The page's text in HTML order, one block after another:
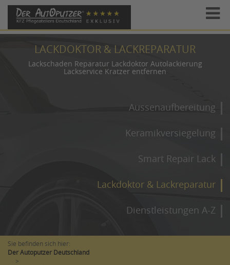
LACKDOKTOR & LACKREPARATUR
Lackschaden Reparatur Lackdoktor Autolackierung
Lackservice Kratzer entfernen
Aussenaufbereitung
Keramikversiegelung
Smart Repair Lack
Lackdoktor & Lackreparatur
Dienstleistungen A-Z
Sie befinden sich hier:
Der Autoputzer Deutschland
>